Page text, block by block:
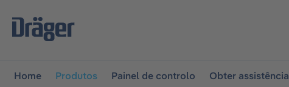
a navegação principal
Home Produtos Painel de controlo Obter assistência